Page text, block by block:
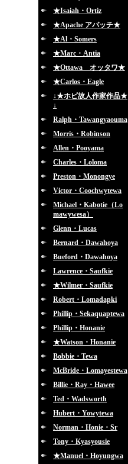
★Isaiah・Ortiz
★Apache アパッチ★
★Al・Somers
★Marc・Antia
★Ottawa オッタワ★
★Carlos・Eagle
↓★ホピ故人作家作品★
↓
Ralph・Tawangyaouma
Morris・Robinson
Allen・Pooyama
Charles・Loloma
Preston・Monongye
Victor・Coochwytewa
Michael・Kabotie（Lo
mawywesa）
Glenn・Lucas
Bernard・Dawahoya
Bueford・Dawahoya
Lawrence・Saufkie
★Wilmer・Saufkie
Robert・Lomadapki
Phillip・Sekaquaptewa
Phillip・Honanie
★Watson・Honanie
Bobbie・Tewa
McBride・Lomayestewa
Billie・Ray・Hawee
Ted・Wadsworth
Hubert・Yowytewa
Norman・Honie・Sr
Tony・Kyasyousie
★Manuel・Hoyungwa